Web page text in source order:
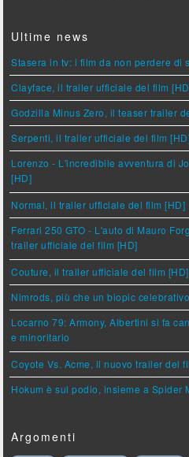
Ultime news
Stasera in tv: i film da non perdere di
Clayface, il trailer ufficiale del film
Godzilla Minus Zero, il teaser trailer
Serpenti, il trailer ufficiale del film
Lorenzo - L'incredibile avventura di
[HD]
Normal, il trailer ufficiale del film [HD]
Ferrari 250 GTO - L'auto di Mauro
trailer ufficiale del film [HD]
Couture, il trailer ufficiale del film [HD]
Nimrods, più che un biopic
Locarno 79: Armony, Albertini si fa
e minoritario
Coyote Vs. Acme, il nuovo trailer del
Hokum è sul podio, insieme a Spider
Argomenti